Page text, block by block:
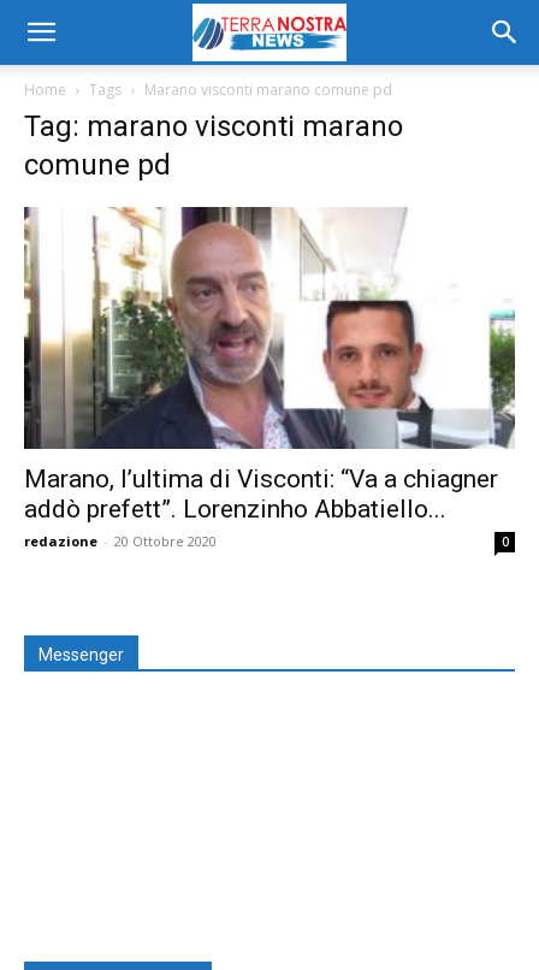
Home Tags Marano visconti marano comune pd
Tag: marano visconti marano
comune pd
Marano, l’ultima di Visconti: “Va a chiagner
addò prefett”. Lorenzinho Abbatiello...
redazione - 20 Ottobre 2020 0
Messenger